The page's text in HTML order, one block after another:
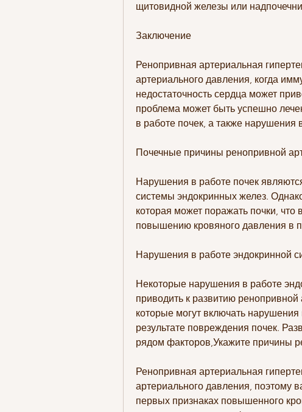
щитовидной железы или
Заключение
Ренопривная артериальная
артериального давления, когда
недостаточность сердца может
проблема может быть успешно
в работе почек, а также нарушения
Почечные причины ренопривной
Нарушения в работе почек
системы эндокринных желез.
которая может поражать почки,
повышению кровяного давления в
Нарушения в работе эндокринной
Некоторые нарушения в работе
приводить к развитию
которые могут включать нарушения
результате повреждения почек.
рядом факторов,Укажите причины
Ренопривная артериальная
артериального давления, поэтому
первых признаках повышенного